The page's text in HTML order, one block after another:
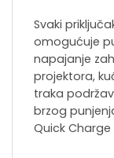
Svaki
omogućuje
napajanje
projektora,
traka
brzog
Quick Charge